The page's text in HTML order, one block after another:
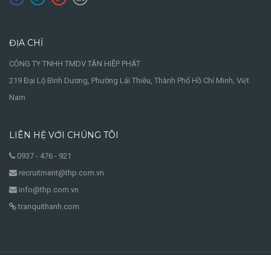
ĐỊA CHỈ
CÔNG TY TNHH TMDV TÂN HIỆP PHÁT
219 Đại Lộ Bình Dương, Phường Lái Thiêu, Thành Phố Hồ Chí Minh, Việt
Nam
LIÊN HỆ VỚI CHÚNG TÔI
0937 - 476 - 921
recruitment@thp.com.vn
info@thp.com.vn
tranquithanh.com